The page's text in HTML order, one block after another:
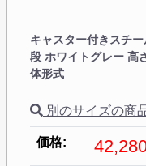
キャスター付きスチ
段 ホワイトグレー 高
体形式
別のサイズの商
価格: